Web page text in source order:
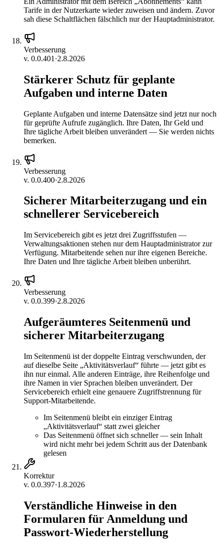
Tarife in der Nutzerkarte wieder zuweisen und ändern. Zuvor
sah diese Schaltflächen fälschlich nur der Hauptadministrator.
Verbesserung
v. 0.0.401 ·2.8.2026
Stärkerer Schutz für geplante
Aufgaben und interne Daten
Geplante Aufgaben und interne Datensätze sind jetzt nur noch
für geprüfte Aufrufe zugänglich. Ihre Daten, Ihr Geld und
Ihre tägliche Arbeit bleiben unverändert — Sie werden nichts
bemerken.
Verbesserung
v. 0.0.400·2.8.2026
Sicherer Mitarbeiterzugang und ein
schnellerer Servicebereich
Im Servicebereich gibt es jetzt drei Zugriffsstufen —
Verwaltungsaktionen stehen nur dem Hauptadministrator zur
Verfügung. Mitarbeitende sehen nur ihre eigenen Bereiche.
Ihre Daten und Ihre tägliche Arbeit bleiben unberührt.
Verbesserung
v. 0.0.399·2.8.2026
Aufgeräumteres Seitenmenü und
sicherer Mitarbeiterzugang
Im Seitenmenü ist der doppelte Eintrag verschwunden, der
auf dieselbe Seite „Aktivitätsverlauf“ führte — jetzt gibt es
ihn nur einmal. Alle anderen Einträge, ihre Reihenfolge und
ihre Namen in vier Sprachen bleiben unverändert. Der
Servicebereich erhielt eine genauere Zugriffstrennung für
Support-Mitarbeitende.
Im Seitenmenü bleibt ein einziger Eintrag
„Aktivitätsverlauf“ statt zwei gleicher
Das Seitenmenü öffnet sich schneller — sein Inhalt
wird nicht mehr bei jedem Schritt aus der Datenbank
gelesen
Korrektur
v. 0.0.397·1.8.2026
Verständliche Hinweise in den
Formularen für Anmeldung und
Passwort-Wiederherstellung